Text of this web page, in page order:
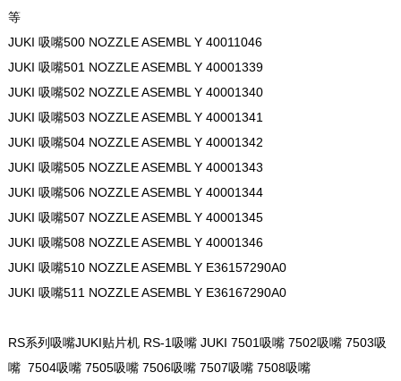
等
JUKI 吸嘴500 NOZZLE ASEMBL Y 40011046
JUKI 吸嘴501 NOZZLE ASEMBL Y 40001339
JUKI 吸嘴502 NOZZLE ASEMBL Y 40001340
JUKI 吸嘴503 NOZZLE ASEMBL Y 40001341
JUKI 吸嘴504 NOZZLE ASEMBL Y 40001342
JUKI 吸嘴505 NOZZLE ASEMBL Y 40001343
JUKI 吸嘴506 NOZZLE ASEMBL Y 40001344
JUKI 吸嘴507 NOZZLE ASEMBL Y 40001345
JUKI 吸嘴508 NOZZLE ASEMBL Y 40001346
JUKI 吸嘴510 NOZZLE ASEMBL Y E36157290A0
JUKI 吸嘴511 NOZZLE ASEMBL Y E36167290A0
RS系列吸嘴JUKI贴片机 RS-1吸嘴 JUKI 7501吸嘴 7502吸嘴 7503吸
嘴 7504吸嘴 7505吸嘴 7506吸嘴 7507吸嘴 7508吸嘴